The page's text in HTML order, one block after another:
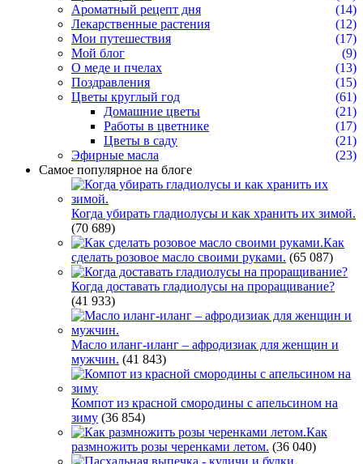
Ароматный рецепт дня
(14)
Лекарственные растения
(12)
Мои путешествия
(17)
Мой блог
(9)
О меде и пчелах
(13)
Поздравления
(15)
Цветы круглый год
(61)
Домашние цветы
(21)
Работы в цветнике
(17)
Цветы в саду
(21)
Эфирные масла
(23)
Самое популярное на блоге
Когда убирать гладиолусы и как хранить их зимой.
(70 689)
Как
сделать розовое масло своими руками. (65 087)
Когда доставать гладиолусы на проращивание?
(41 933)
Масло иланг-иланг – афродизиак для женщин и
мужчин. (41 843)
Компот из красной смородины с апельсином на
зиму (36 854)
Как
размножить розы черенками летом. (36 040)